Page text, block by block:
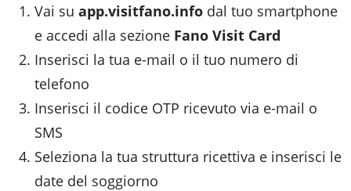
Vai su app.visitfano.info dal tuo smartphone
e accedi alla sezione Fano Visit Card
Inserisci la tua e-mail o il tuo numero di
telefono
Inserisci il codice OTP ricevuto via e-mail o
SMS
Seleziona la tua struttura ricettiva e inserisci le
date del soggiorno